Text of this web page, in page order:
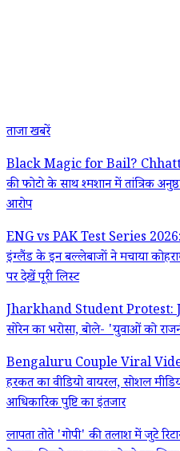
ताजा खबरें
Black Magic for Bail?
की फोटो के साथ श्मशान में तांत्रिक
आरोप
ENG vs PAK Test Series 2026:
इंग्लैंड के इन बल्लेबाजों ने मचाया
पर देखें पूरी लिस्ट
Jharkhand Student Protest:
सोरेन का भरोसा, बोले- 'युवाओं को
Bengaluru Couple Viral
हरकत का वीडियो वायरल, सोशल
आधिकारिक पुष्टि का इंतजार
लापता तोते 'गोपी' की तलाश में जुटे